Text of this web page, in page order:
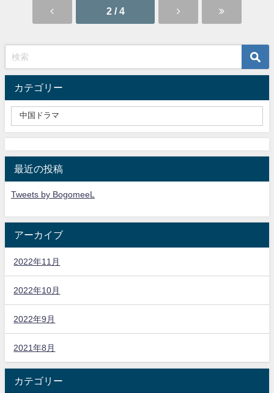
2 / 4
カテゴリー
最近の投稿
Tweets by BogomeeL
アーカイブ
2022年11月
2022年10月
2022年9月
2021年8月
カテゴリー